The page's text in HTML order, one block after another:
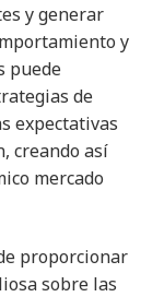
y generar
y
puede
de
expectativas
creando así
mercado
proporcionar
sobre las